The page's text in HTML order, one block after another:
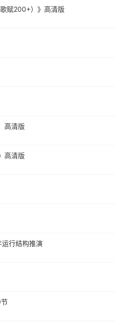
赋200+）》高清版
高清版
高清版
行结构推演